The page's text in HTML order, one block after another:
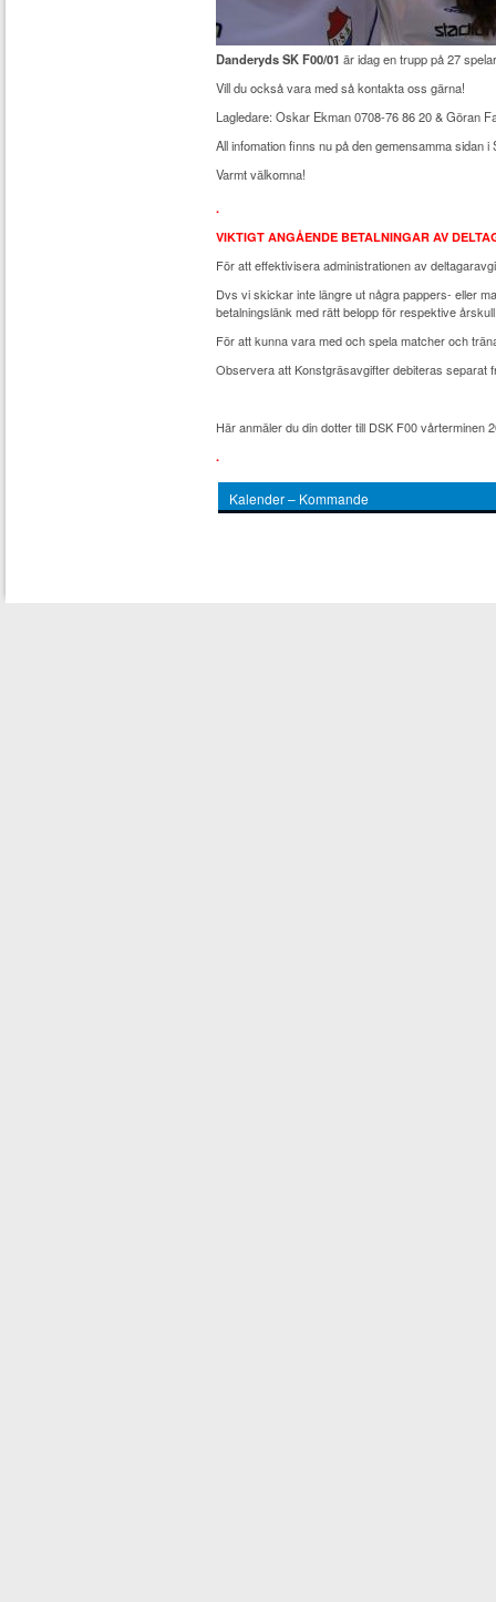
Danderyds SK F00/01 är idag en trupp på 27
Vill du också vara med så kontakta oss gärna!
Lagledare: Oskar Ekman 0708-76 86 20 & Göran
All infomation finns nu på den gemensamma sidan
Varmt välkomna!
.
VIKTIGT ANGÅENDE BETALNINGAR AV
För att effektivisera administrationen av
Dvs vi skickar inte längre ut några pappers- eller
betalningslänk med rätt belopp för respektive
För att kunna vara med och spela matcher och
Observera att Konstgräsavgifter debiteras separat
Här anmäler du din dotter till DSK F00 vårterminen
.
Kalender – Kommande